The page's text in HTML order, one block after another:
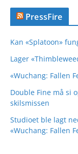
PressFire
Kan «Splatoon»
Lager
«Wuchang: Fallen
Double Fine må si
skilsmissen
Studioet ble lagt
«Wuchang: Fallen